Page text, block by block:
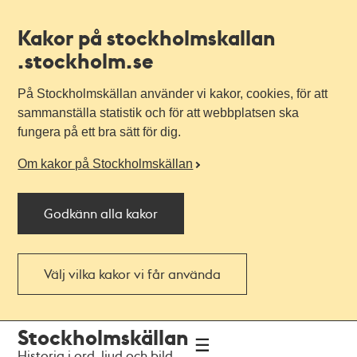
Kakor på stockholmskallan
.stockholm.se
På Stockholmskällan använder vi kakor, cookies, för att
sammanställa statistik och för att webbplatsen ska
fungera på ett bra sätt för dig.
Om kakor på Stockholmskällan
Godkänn alla kakor
Välj vilka kakor vi får använda
navigationen
huvudinnehållet
Stockholmskällan